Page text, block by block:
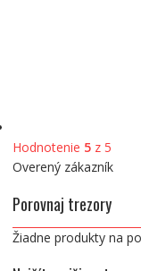
Hodnotenie 5z 5
Overený zákazník
Porovnaj trezory
Žiadne produkty na